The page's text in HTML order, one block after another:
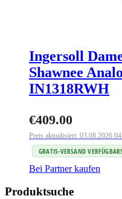
Ingersoll
Shawnee
IN1318RWH
€409.00
Preis aktualisiert: 03.08.2026
GRATIS-VERSAND VERFÜGBAR!
Bei Partner kaufen
Produktsuche